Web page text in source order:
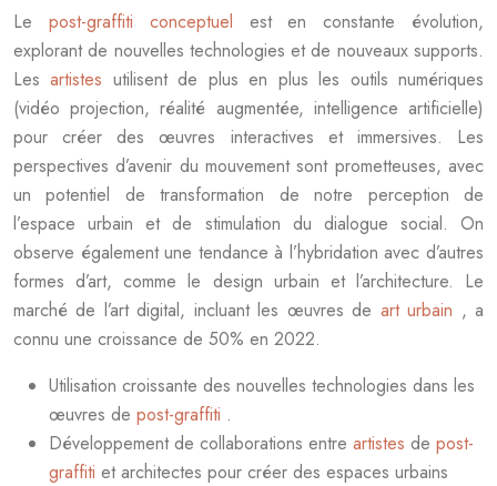
Le post-graffiti conceptuel est en constante évolution,
explorant de nouvelles technologies et de nouveaux supports.
Lesartistes utilisent de plus en plus les outils numériques
(vidéo projection, réalité augmentée, intelligence artificielle)
pour créer des œuvres interactives et immersives. Les
perspectives d’avenir du mouvement sont prometteuses, avec
un potentiel de transformation de notre perception de
l’espace urbain et de stimulation du dialogue social. On
observe également une tendance à l’hybridation avec d’autres
formes d’art, comme le design urbain et l’architecture. Le
marché de l’art digital, incluant les œuvres de art urbain , a
connu une croissance de 50% en 2022.
Utilisation croissante des nouvelles technologies dans les
œuvres de post-graffiti .
Développement de collaborations entre artistes de post-
graffiti et architectes pour créer des espaces urbains